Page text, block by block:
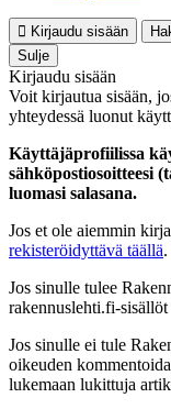
Kirjaudu sisään
Sulje
Kirjaudu sisään
Voit kirjautua sisään,
yhteydessä luonut
Käyttäjäprofiilissa
sähköpostiosoitteesi
luomasi salasana.
Jos et ole aiemmin
rekisteröidyttävä täällä.
Jos sinulle tulee
rakennuslehti.fi-sisällöt
Jos sinulle ei tule
oikeuden
lukemaan lukittuja